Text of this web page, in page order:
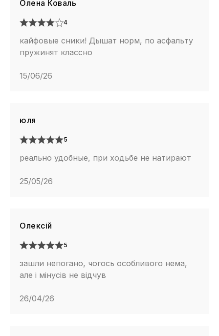
Олена Коваль
4
кайфовые сники! Дышат норм, по асфальту
пружинят классно
15/06/26
юля
5
реально удобные, при ходьбе не натирают
25/05/26
Олексій
5
зашли непогано, чогось особливого нема,
але і мінусів не відчув
26/04/26